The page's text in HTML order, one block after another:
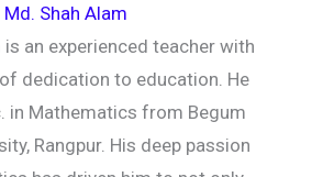
Md. Shah Alam
is an experienced teacher with
dedication to education. He
in Mathematics from Begum
Rangpur. His deep passion